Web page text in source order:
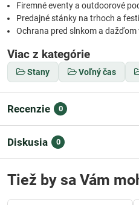
Firemné eventy a outdoorové
Predajné stánky na trhoch a
Ochrana pred slnkom a dažďom
Viac z kategórie
Stany Voľný čas
Recenzie 0
Diskusia 0
Tiež by sa Vám